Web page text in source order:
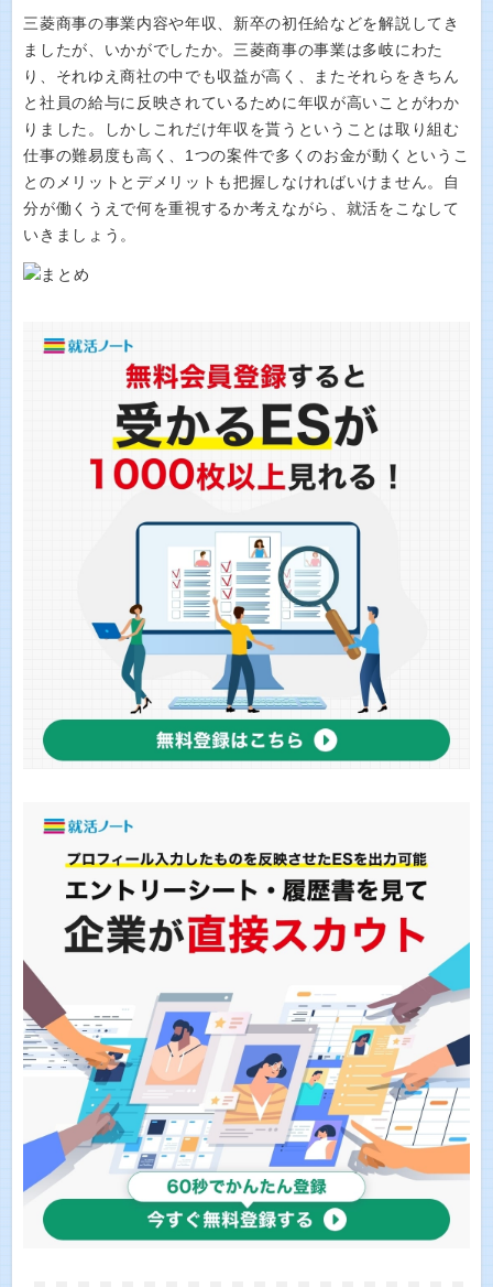
三菱商事の事業内容や年収、新卒の初任給などを解説してき
ましたが、いかがでしたか。三菱商事の事業は多岐にわた
り、それゆえ商社の中でも収益が高く、またそれらをきちん
と社員の給与に反映されているために年収が高いことがわか
りました。しかしこれだけ年収を貰うということは取り組む
仕事の難易度も高く、1つの案件で多くのお金が動くというこ
とのメリットとデメリットも把握しなければいけません。自
分が働くうえで何を重視するか考えながら、就活をこなして
いきましょう。